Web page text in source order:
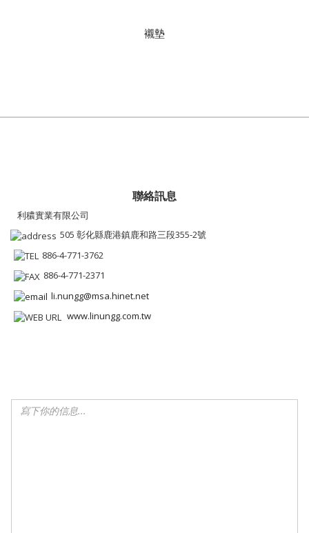
襯墊
聯絡訊息
利穠實業有限公司
505 彰化縣鹿港鎮鹿和路三段355-2號
886-4-771-3762
886-4-771-2371
li.nungg@msa.hinet.net
www.linungg.com.tw